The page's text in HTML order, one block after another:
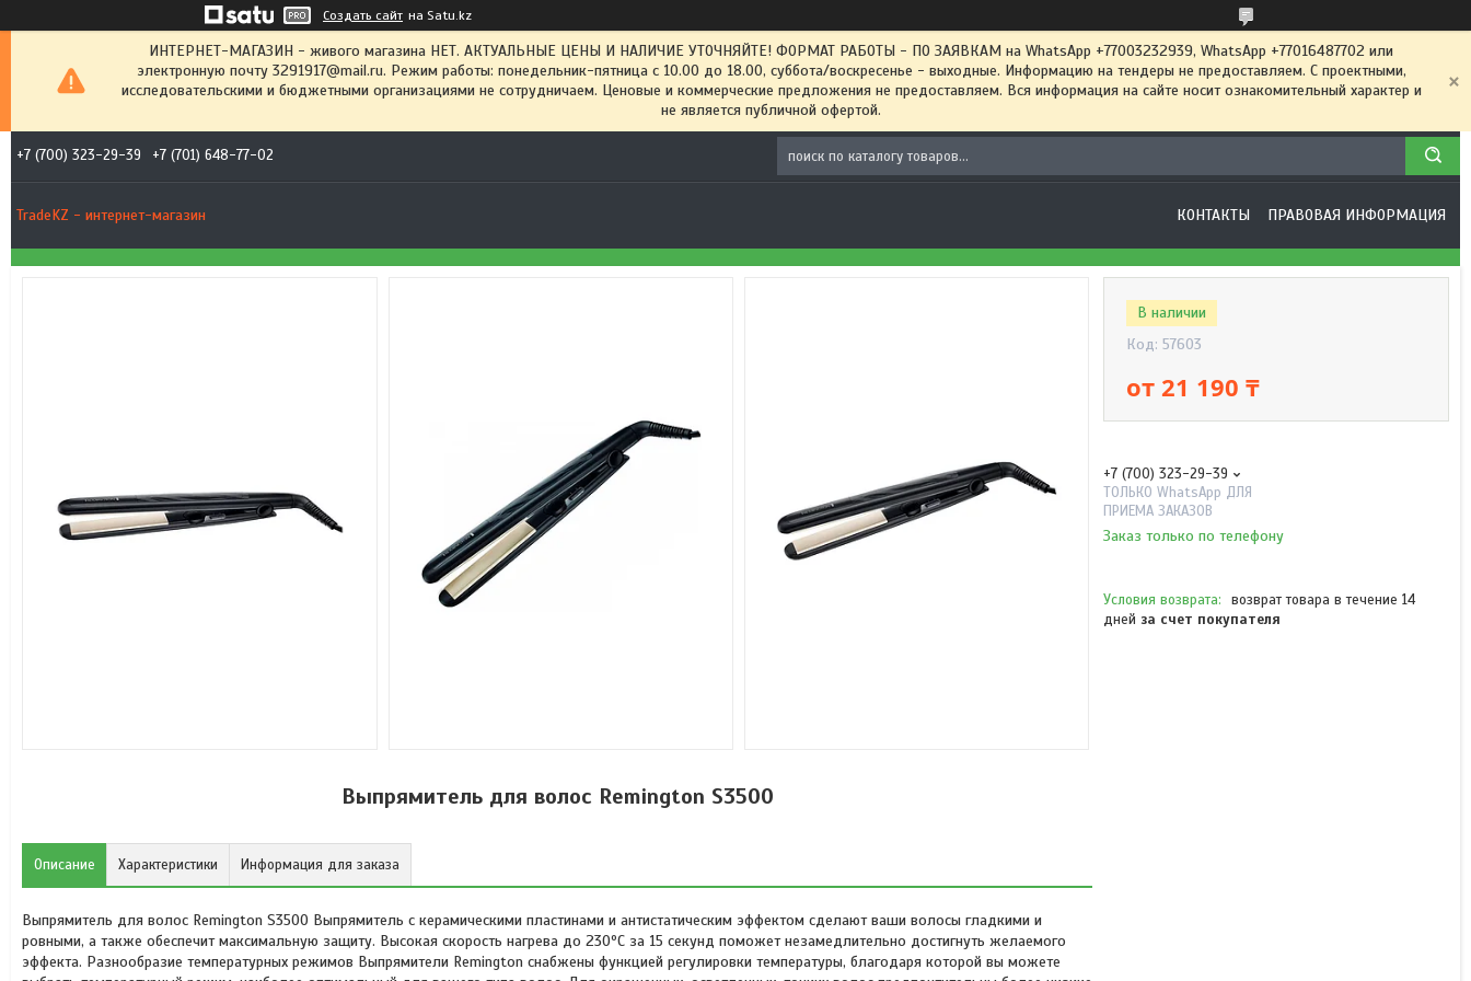
Создать сайт на Satu.kz
ИНТЕРНЕТ-МАГАЗИН - живого магазина НЕТ. АКТУАЛЬНЫЕ ЦЕНЫ И НАЛИЧИЕ УТОЧНЯЙТЕ! ФОРМАТ РАБОТЫ - ПО ЗАЯВКАМ на WhatsApp +77003232939, WhatsApp +77016487702 или
электронную почту 3291917@mail.ru. Режим работы: понедельник-пятница с 10.00 до 18.00, суббота/воскресенье - выходные. Информацию на тендеры не предоставляем. С проектными,
исследовательскими и бюджетными организациями не сотрудничаем. Ценовые и коммерческие предложения не предоставляем. Вся информация на сайте носит ознакомительный характер и
не является публичной офертой.
+7 (700) 323-29-39 +7 (701) 648-77-02
TradeKZ - интернет-магазин КОНТАКТЫ ПРАВОВАЯ ИНФОРМАЦИЯ
Выпрямитель для волос Remington S3500
Описание Характеристики Информация для заказа
Выпрямитель для волос Remington S3500 Выпрямитель с керамическими пластинами и антистатическим эффектом сделают ваши волосы гладкими и
ровными, а также обеспечит максимальную защиту. Высокая скорость нагрева до 230ºC за 15 секунд поможет незамедлительно достигнуть желаемого
эффекта. Разнообразие температурных режимов Выпрямители Remington снабжены функцией регулировки температуры, благодаря которой вы можете
В наличии
Код: 57603
от 21 190 ₸
+7 (700) 323-29-39
ТОЛЬКО WhatsApp ДЛЯ
ПРИЕМА ЗАКАЗОВ
Заказ только по телефону
возврат товара в течение 14
дней за счет покупателя